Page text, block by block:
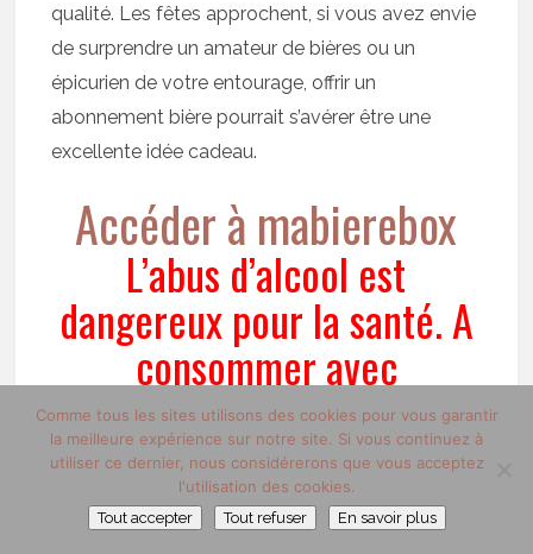
qualité. Les fêtes approchent, si vous avez envie
de surprendre un amateur de bières ou un
épicurien de votre entourage, offrir un
abonnement bière pourrait s’avérer être une
excellente idée cadeau.
Accéder à mabierebox
L’abus d’alcool est
dangereux pour la santé. A
consommer avec
modération
Comme tous les sites utilisons des cookies pour vous garantir
la meilleure expérience sur notre site. Si vous continuez à
utiliser ce dernier, nous considérerons que vous acceptez
l'utilisation des cookies.
Tout accepter Tout refuser En savoir plus